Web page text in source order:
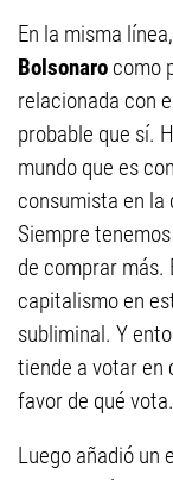
En la misma
Bolsonaro como
relacionada con
probable que sí.
mundo que es
consumista en la
Siempre
de comprar más.
capitalismo en
subliminal. Y
tiende a votar en
favor de qué
Luego añadió un